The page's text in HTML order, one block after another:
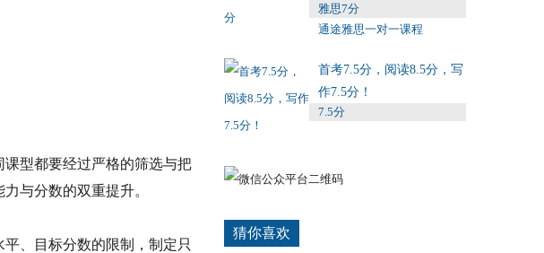
课型都要经过严格的筛选与把
与分数的双重提升。
、目标分数的限制，制定只
雅思7分
通途雅思一对一课程
首考7.5分，阅读8.5分，写
作7.5分！
7.5分
猜你喜欢